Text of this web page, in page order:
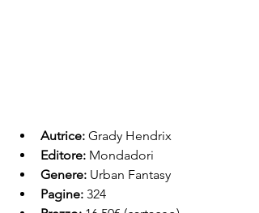
Autrice: Grady Hendrix
Editore: Mondadori
Genere: Urban Fantasy
Pagine: 324